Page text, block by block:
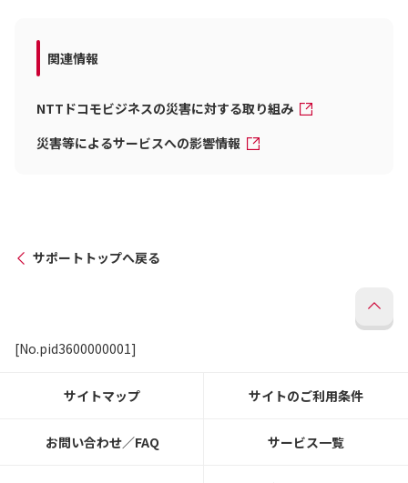
関連情報
NTTドコモビジネスの災害に対する取り組み
災害等によるサービスへの影響情報
サポートトップへ戻る
[No.pid3600000001]
サイトマップ サイトのご利用条件
お問い合わせ／FAQ サービス一覧